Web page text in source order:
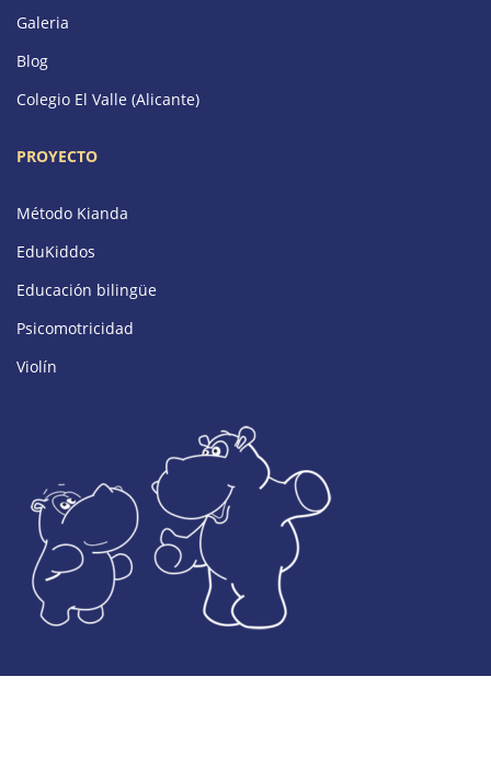
Galeria
Blog
Colegio El Valle (Alicante)
PROYECTO
Método Kianda
EduKiddos
Educación bilingüe
Psicomotricidad
Violín